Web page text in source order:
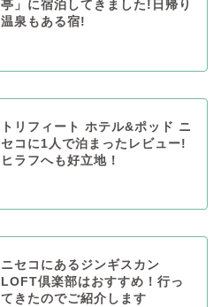
亭」に宿泊してきました!日帰り
温泉もある宿!
トリフィート ホテル&ポッド ニ
セコに1人で泊まったレビュー!
ヒラフへも好立地！
ニセコにあるジンギスカン
LOFT倶楽部はおすすめ！行っ
てきたのでご紹介します